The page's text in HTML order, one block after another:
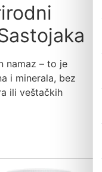
namaz – to je
i minerala, bez
ili veštačkih